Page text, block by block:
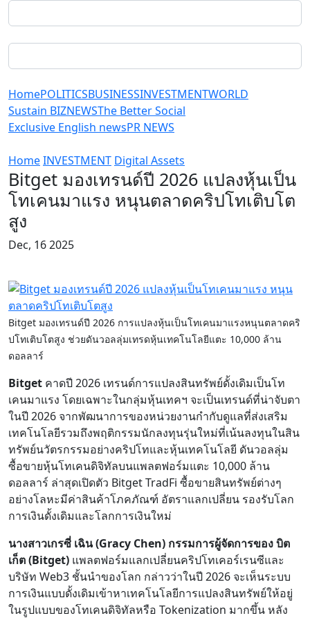
HomePOLITICSBUSINESSINVESTMENTWORLD
Sustain BIZNEWSThe Better Social
Exclusive English newsPR NEWS
HomeINVESTMENT Digital Assets
Bitget มองเทรนด์ปี 2026 แปลงหุ้นเป็น
โทเคนมาแรง หนุนตลาดคริปโทเติบโต
สูง
Dec, 16 2025
Bitget มองเทรนด์ปี 2026 การแปลงหุ้นเป็นโทเคนมาแรงหนุนตลาดคริ
ปโทเติบโตสูง ช่วยดันวอลลุ่มเทรดหุ้นเทคโนโลยีแตะ 10,000 ล้าน
ดอลลาร์
Bitget คาดปี 2026 เทรนด์การแปลงสินทรัพย์ดั้งเดิมเป็นโท
เคนมาแรง โดยเฉพาะในกลุ่มหุ้นเทคฯ จะเป็นเทรนด์ที่น่าจับตา
ในปี 2026 จากพัฒนาการของหน่วยงานกำกับดูแลที่ส่งเสริม
เทคโนโลยีรวมถึงพฤติกรรมนักลงทุนรุ่นใหม่ที่เน้นลงทุนในสิน
ทรัพย์นวัตรกรรมอย่างคริปโทและหุ้นเทคโนโลยี ดันวอลลุ่ม
ซื้อขายหุ้นโทเคนดิจิทัลบนแพลตฟอร์มแตะ 10,000 ล้าน
ดอลลาร์ ล่าสุดเปิดตัว Bitget TradFi ซื้อขายสินทรัพย์ต่างๆ
อย่างโลหะมีค่าสินค้าโภคภัณฑ์ อัตราแลกเปลี่ยน รองรับโลก
การเงินดั้งเดิมและโลกการเงินใหม่
นางสาวเกรซี่ เฉิน (Gracy Chen) กรรมการผู้จัดการของ บิต
เก็ต (Bitget) แพลตฟอร์มแลกเปลี่ยนคริปโทเคอร์เรนซีและ
บริษัท Web3 ชั้นนำของโลก กล่าวว่าในปี 2026 จะเห็นระบบ
การเงินแบบดั้งเดิมเข้าหาเทคโนโลยีการแปลงสินทรัพย์ให้อยู่
ในรูปแบบของโทเคนดิจิทัลหรือ Tokenization มากขึ้น หลัง